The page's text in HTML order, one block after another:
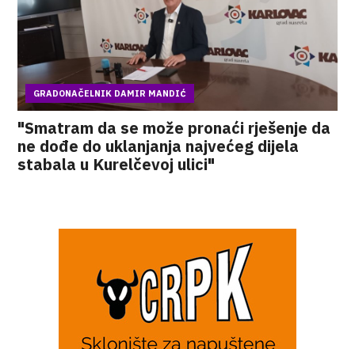
GRADONAČELNIK DAMIR MANDIĆ
"Smatram da se može pronaći rješenje da
ne dođe do uklanjanja najvećeg dijela
stabala u Kurelčevoj ulici"